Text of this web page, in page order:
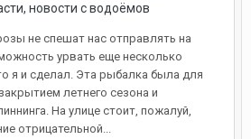
новости с водоёмов
не спешат нас отправлять на
урвать еще несколько
я и сделал. Эта рыбалка была для
летнего сезона и
На улице стоит, пожалуй,
отрицательной...